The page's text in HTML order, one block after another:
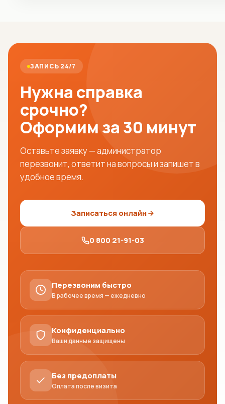
ЗАПИСЬ 24/7
Нужна справка
срочно?
Оформим за 30 минут
Оставьте заявку — администратор
перезвонит, ответит на вопросы и запишет в
удобное время.
Записаться онлайн
0 800 21-91-03
Перезвоним быстро
В рабочее время — ежедневно
Конфиденциально
Ваши данные защищены
Без предоплаты
Оплата после визита